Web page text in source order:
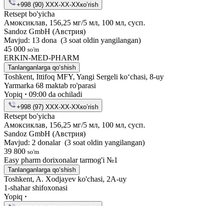
+998 (90) XXX-XX-XXкo’rish
Retsept bo'yicha
Амоксиклав, 156,25 мг/5 мл, 100 мл, сусп.
Sandoz GmbH (Австрия)
Mavjud: 13 dona (3 soat oldin yangilangan)
45 000 so'm
ERKIN-MED-PHARM
Tanlanganlarga qo‘shish
Toshkent, Ittifoq MFY, Yangi Sergeli ko‘chasi, 8-uy
Yarmarka 68 maktab ro'parasi
Yopiq · 09:00 da ochiladi
+998 (97) XXX-XX-XXкo’rish
Retsept bo'yicha
Амоксиклав, 156,25 мг/5 мл, 100 мл, сусп.
Sandoz GmbH (Австрия)
Mavjud: 2 donalar (3 soat oldin yangilangan)
39 800 so'm
Easy pharm dorixonalar tarmog'i №1
Tanlanganlarga qo‘shish
Toshkent, A. Xodjayev ko'chasi, 2A-uy
1-shahar shifoxonasi
Yopiq ·